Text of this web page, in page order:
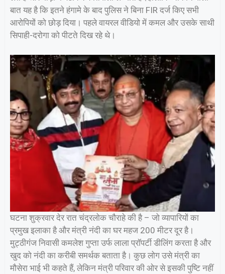
बात यह है कि इतने हंगामे के बाद पुलिस ने बिना FIR दर्ज किए सभी
आरोपियों को छोड़ दिया। पहले वायरल वीडियो में कमल और उसके साथी
सिपाही-दरोगा को पीटते दिख रहे थे।
घटना शुक्रवार देर रात चंद्रलोक चौराहे की है – जो व्यापारियों का
प्रमुख इलाका है और मंत्री नंदी का घर महज 200 मीटर दूर है।
मुट्ठीगंज निवासी कमलेश गुप्ता उर्फ लाला प्रॉपर्टी डीलिंग करता है और
खुद को नंदी का करीबी समर्थक बताता है। कुछ लोग उसे मंत्री का
मौसेरा भाई भी कहते हैं, लेकिन मंत्री परिवार की ओर से इसकी पुष्टि नहीं